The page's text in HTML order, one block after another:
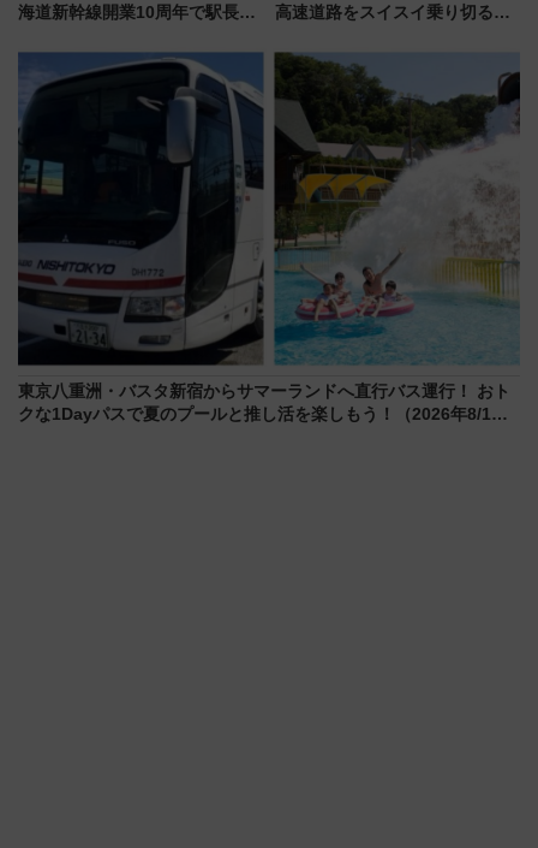
海道新幹線開業10周年で駅長
ト 参加方法や体験内容を紹介
高速道路をスイスイ乗り切る快
東京八重洲・バスタ新宿からサマーランドへ直行バス運行！ おト
クな1Dayパスで夏のプールと推し活を楽しもう！（2026年8/1～